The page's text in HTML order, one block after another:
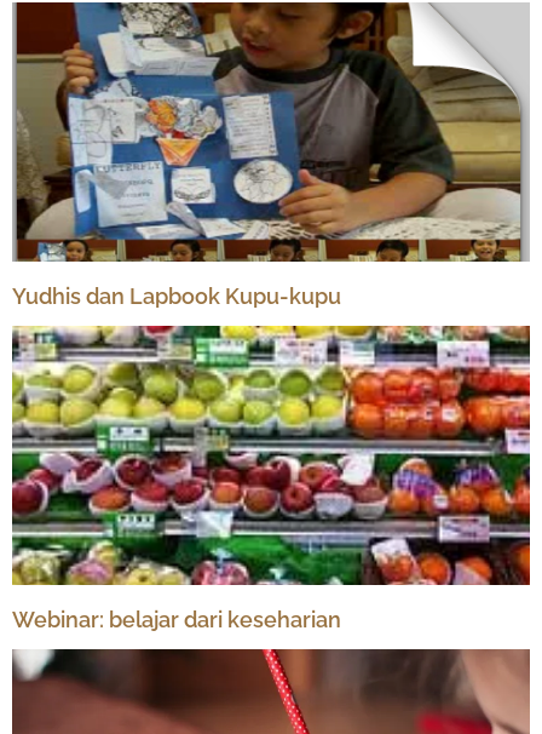
Yudhis dan Lapbook Kupu-kupu
Webinar: belajar dari keseharian